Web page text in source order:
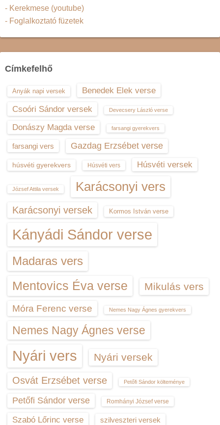
- Kerekmese (youtube)
- Foglalkoztató füzetek
Címkefelhő
Anyák napi versek
Benedek Elek verse
Csoóri Sándor versek
Devecsery László verse
Donászy Magda verse farsangi gyerekvers
farsangi vers Gazdag Erzsébet verse
húsvéti gyerekvers Húsvéti vers Húsvéti versek
József Attila versek Karácsonyi vers
Karácsonyi versek Kormos István verse
Kányádi Sándor verse
Madaras vers
Mentovics Éva verse Mikulás vers
Móra Ferenc verse Nemes Nagy Ágnes gyerekvers
Nemes Nagy Ágnes verse
Nyári vers Nyári versek
Osvát Erzsébet verse Petőfi Sándor költeménye
Petőfi Sándor verse Romhányi József verse
Szabó Lőrinc verse szilveszteri versek